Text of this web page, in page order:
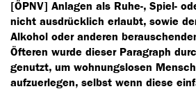
[ÖPNV] Anlagen als Ruhe-, Spiel-
nicht ausdrücklich erlaubt, sowie
Alkohol oder anderen
Öfteren wurde dieser Paragraph
genutzt, um wohnungslosen
aufzuerlegen, selbst wenn diese